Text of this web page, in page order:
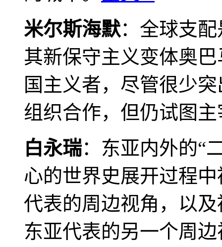
米尔斯海默：全球支
其新保守主义变体奥
国主义者，尽管很少
组织合作，但仍试图
白永瑞：东亚内外的“
心的世界史展开过程
代表的周边视角，以
东亚代表的另一个周